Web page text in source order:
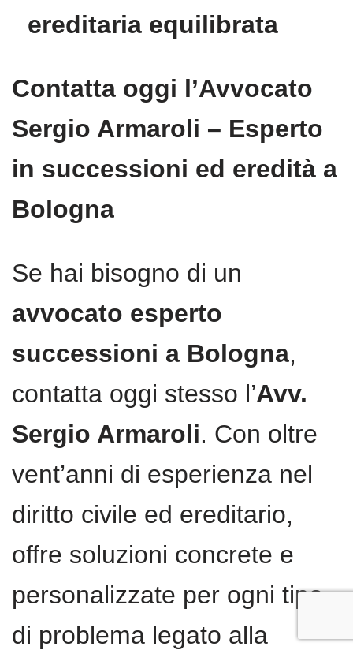
ereditaria equilibrata
Contatta oggi l’Avvocato
Sergio Armaroli – Esperto
in successioni ed eredità a
Bologna
Se hai bisogno di un
avvocato esperto
successioni a Bologna,
contatta oggi stesso l’Avv.
Sergio Armaroli. Con oltre
vent’anni di esperienza nel
diritto civile ed ereditario,
offre soluzioni concrete e
personalizzate per ogni tipo
di problema legato alla